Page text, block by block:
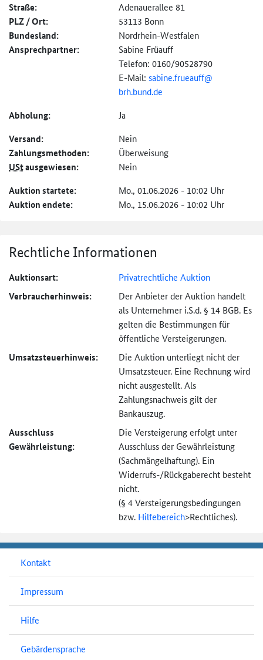
Straße: Adenauerallee 81
PLZ / Ort: 53113 Bonn
Bundesland: Nordrhein-Westfalen
Ansprechpartner:
Sabine Früauff
Telefon: 0160/90528790
E-Mail: sabine.frueauff@
brh.bund.de
Abholung: Ja
Versand: Nein
Zahlungs­methoden: Überweisung
UStausgewiesen: Nein
Auktion startete: Mo., 01.06.2026 - 10:02 Uhr
Auktion endete: Mo., 15.06.2026 - 10:02 Uhr
Rechtliche Informationen
Auktionsart: Privatrechtliche Auktion
Verbraucher­hinweis:
Der Anbieter der Auktion handelt
als Unternehmer i.S.d. § 14 BGB. Es
gelten die Bestimmungen für
öffentliche Versteigerungen.
Umsatzsteuer­hinweis:
Die Auktion unterliegt nicht der
Umsatzsteuer. Eine Rechnung wird
nicht ausgestellt. Als
Zahlungsnachweis gilt der
Bankauszug.
Ausschluss
Gewährleistung:
Die Versteigerung erfolgt unter
Ausschluss der Gewährleistung
(Sachmängel­haftung). Ein
Widerrufs-/Rückgaberecht besteht
nicht.
(§ 4 Versteigerungs­bedingungen
bzw. Hilfebereich>Rechtliches).
Kontakt
Impressum
Hilfe
Gebärdensprache